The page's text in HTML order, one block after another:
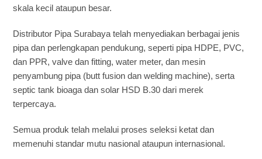
skala kecil ataupun besar.
Distributor Pipa Surabaya telah menyediakan berbagai jenis
pipa dan perlengkapan pendukung, seperti pipa HDPE, PVC,
dan PPR, valve dan fitting, water meter, dan mesin
penyambung pipa (butt fusion dan welding machine), serta
septic tank bioaga dan solar HSD B.30 dari merek
terpercaya.
Semua produk telah melalui proses seleksi ketat dan
memenuhi standar mutu nasional ataupun internasional.